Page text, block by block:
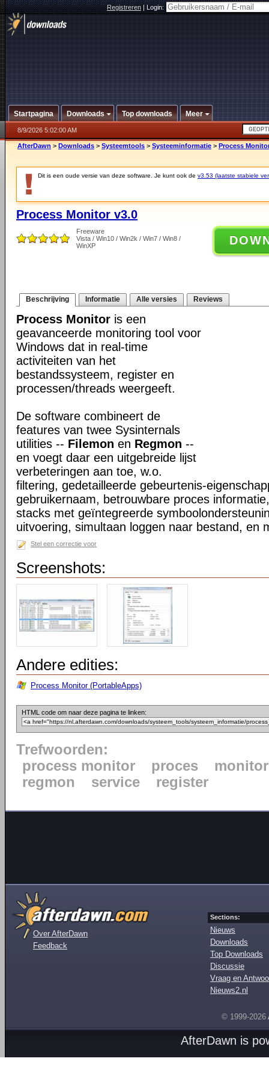
Registreren|Login:
Startpagina Downloads Top downloads Meer
8/9/2026 5:02:00 AM
AfterDawn > Downloads > Systeemtools > Systeeminformatie > Process
Dit is een oude versie van deze software. Je kunt ook de v3.53 (laatste stabiele
Process Monitor v3.0
Freeware
Vista / Win10 / Win2k / Win7 / Win8 /
WinXP
Beschrijving Informatie Alle versies Reviews
Process Monitor is een
geavanceerde monitoring tool voor
Windows dat in real-time
activiteiten van het
bestandssysteem, register en
processen/threads weergeeft.
De software combineert de
features van twee Sysinternals
utilities -- Filemon en Regmon --
en voegt daar een uitgebreide lijst
verbeteringen aan toe, w.o.
filtering, gedetailleerde gebeurtenis-
gebruikernaam, betrouwbare proces
stacks met geïntegreerde
uitvoering, simultaan loggen naar bestand, en
Stel een correctie voor
Screenshots:
Andere edities:
Process Monitor (PortableApps)
HTML code om naar deze pagina te linken:
Trefwoorden:
process monitor
proces
regmon
service register
Over AfterDawn
Feedback
Sections:
Nieuws
Downloads
Top Downloads
Discussie
Vraag en
Nieuws2.nl
© 1999-2026
AfterDawn is